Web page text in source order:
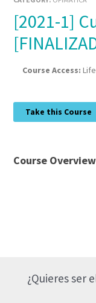
[2021-1] Curso de SPSS
Course Access:
Take this Course
Course Overview
¿Quieres ser